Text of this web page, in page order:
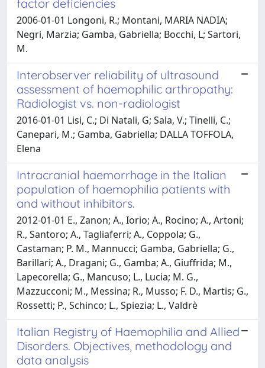
factor deficiencies
2006-01-01 Longoni, R.; Montani, MARIA NADIA;
Negri, Marzia; Gamba, Gabriella; Bocchi, L; Sartori,
M.
Interobserver reliability of ultrasound
assessment of haemophilic arthropathy:
Radiologist vs. non-radiologist
2016-01-01 Lisi, C.; Di Natali, G; Sala, V.; Tinelli, C.;
Canepari, M.; Gamba, Gabriella; DALLA TOFFOLA,
Elena
Intracranial haemorrhage in the Italian
population of haemophilia patients with
and without inhibitors.
2012-01-01 E., Zanon; A., Iorio; A., Rocino; A., Artoni;
R., Santoro; A., Tagliaferri; A., Coppola; G.,
Castaman; P. M., Mannucci; Gamba, Gabriella; G.,
Barillari; A., Dragani; G., Gamba; A., Giuffrida; M.,
Lapecorella; G., Mancuso; L., Lucia; M. G.,
Mazzucconi; M., Messina; R., Musso; F. D., Martis; G.,
Rossetti; P., Schinco; L., Spiezia; L., Valdrè
Italian Registry of Haemophilia and Allied
Disorders. Objectives, methodology and
data analysis